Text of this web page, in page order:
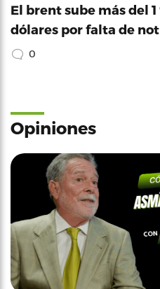
El brent sube más del
dólares por falta de
0
Opiniones